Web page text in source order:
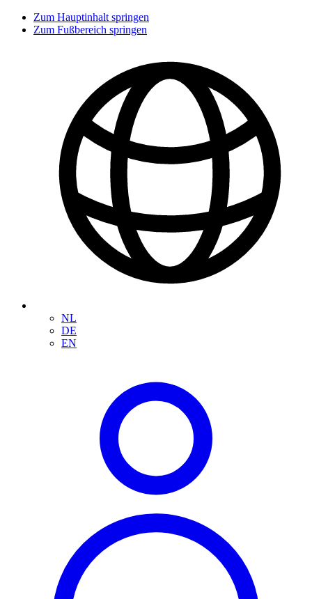
Zum Hauptinhalt springen
Zum Fußbereich springen
NL
DE
EN